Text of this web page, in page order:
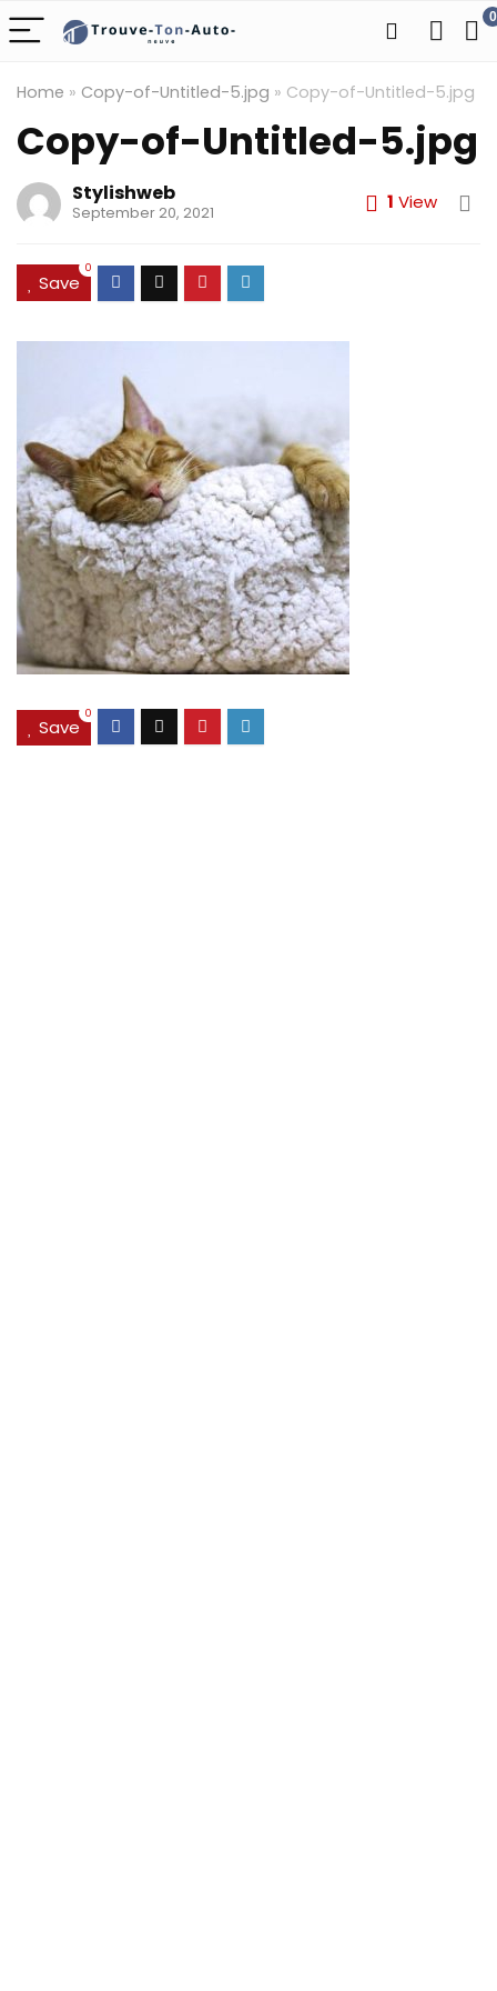
0
Home » Copy-of-Untitled-5.jpg » Copy-of-Untitled-5.jpg
Copy-of-Untitled-5.jpg
Stylishweb
September 20, 2021 1 View
Save
0
Save
0